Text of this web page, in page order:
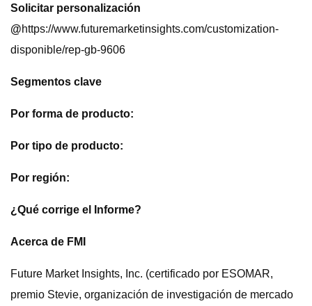
Solicitar personalización
@https://www.futuremarketinsights.com/customization-
disponible/rep-gb-9606
Segmentos clave
Por forma de producto:
Por tipo de producto:
Por región:
¿Qué corrige el Informe?
Acerca de FMI
Future Market Insights, Inc. (certificado por ESOMAR,
premio Stevie, organización de investigación de mercado